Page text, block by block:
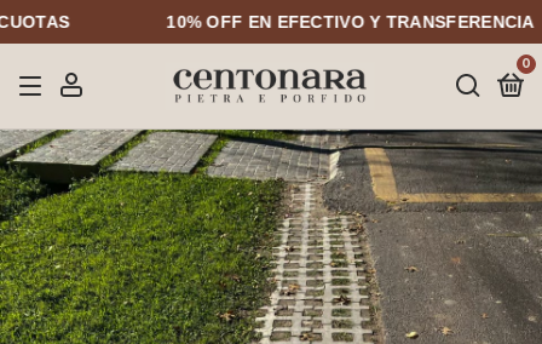
10% OFF EN EFECTIVO Y TRANSFERENCIA
0